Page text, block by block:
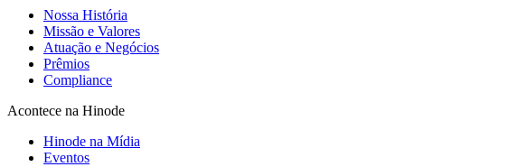
Nossa História
Missão e Valores
Atuação e Negócios
Prêmios
Compliance
Acontece na Hinode
Hinode na Mídia
Eventos